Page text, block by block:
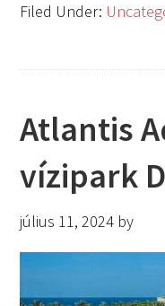
Filed Under:
Atlantis
vízipark
július 11, 2024 by